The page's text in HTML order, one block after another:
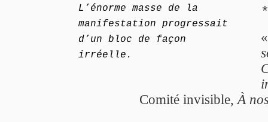
L’énorme masse de la
manifestation progressait
d’un bloc de façon
irréelle.
Comité invisible, À